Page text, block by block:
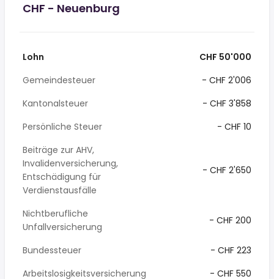
CHF - Neuenburg
Lohn
CHF 50'000
Gemeindesteuer
- CHF 2'006
Kantonalsteuer
- CHF 3'858
Persönliche Steuer
- CHF 10
Beiträge zur AHV,
Invalidenversicherung,
Entschädigung für
Verdienstausfälle
- CHF 2'650
Nichtberufliche
Unfallversicherung
- CHF 200
Bundessteuer
- CHF 223
Arbeitslosigkeitsversicherung
- CHF 550